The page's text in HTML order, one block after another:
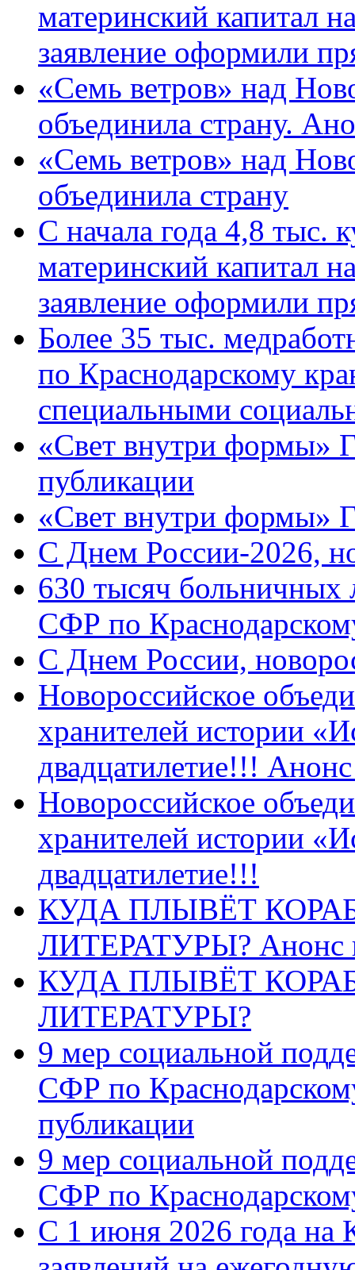
материнский капитал
заявление оформили
«Семь ветров» над
объединила страну.
«Семь ветров» над
объединила страну
С начала года 4,8 тыс.
материнский капитал
заявление оформили
Более 35 тыс.
по Краснодарскому
специальными
«Свет внутри формы»
публикации
«Свет внутри формы»
C Днем России-2026,
630 тысяч больничных
СФР по
C Днем России,
Новороссийское
хранителей истории
двадцатилетие!!!
Новороссийское
хранителей истории
двадцатилетие!!!
КУДА ПЛЫВЁТ
ЛИТЕРАТУРЫ? Анонс
КУДА ПЛЫВЁТ
ЛИТЕРАТУРЫ?
9 мер социальной
СФР по
публикации
9 мер социальной
СФР по
С 1 июня 2026 года на